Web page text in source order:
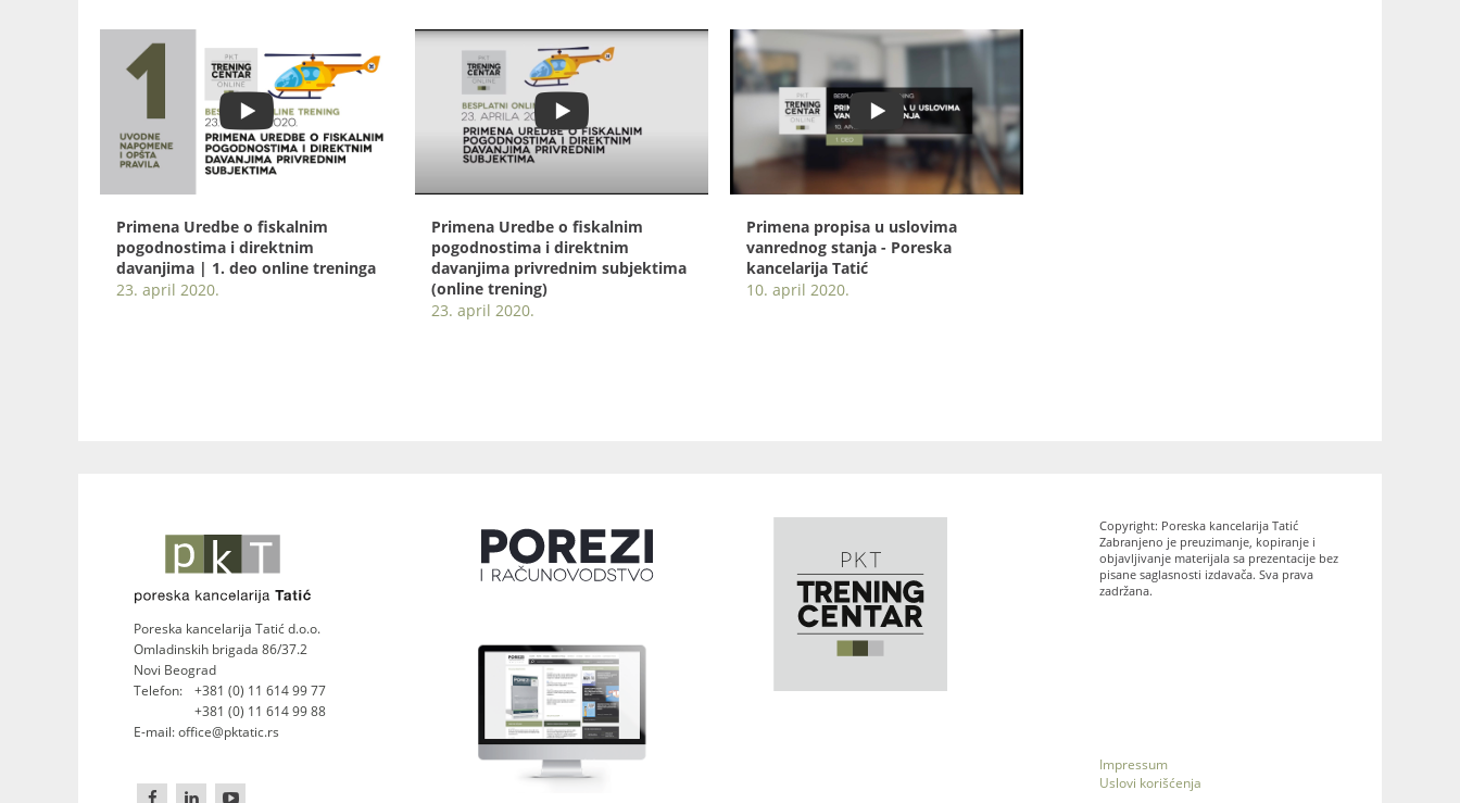
Primena Uredbe o fiskalnim
pogodnostima i direktnim
davanjima | 1. deo online treninga
23. april 2020.
Primena Uredbe o fiskalnim
pogodnostima i direktnim
davanjima privrednim subjektima
(online trening)
23. april 2020.
Primena propisa u uslovima
vanrednog stanja - Poreska
kancelarija Tatić
10. april 2020.
Poreska kancelarija Tatić d.o.o.
Omladinskih brigada 86/37.2
Novi Beograd
Telefon:
+381 (0) 11 614 99 77
+381 (0) 11 614 99 88
E-mail: office@pktatic.rs
  
Copyright: Poreska kancelarija Tatić
Zabranjeno je preuzimanje, kopiranje i
objavljivanje materijala sa prezentacije bez
pisane saglasnosti izdavača. Sva prava
zadržana.
Impressum
Uslovi korišćenja